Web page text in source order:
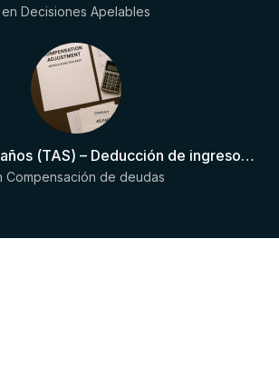
en Decisiones Apelables
Mitigación de daños (TAS) – Deducción de ingresos comprobados según el artículo 6(2)(b) del Anexo 2 RSTP FIFA
Compensación de deudas